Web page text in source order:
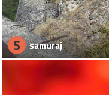
S samuraj